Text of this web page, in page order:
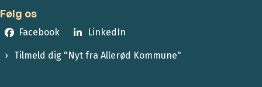
Følg os
Facebook LinkedIn
Tilmeld dig "Nyt fra Allerød Kommune"